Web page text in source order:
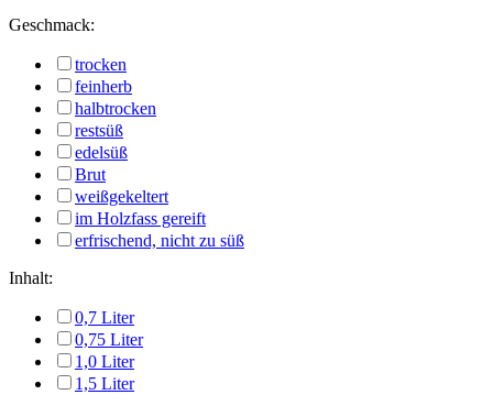
Geschmack:
trocken
feinherb
halbtrocken
restsüß
edelsüß
Brut
weißgekeltert
im Holzfass gereift
erfrischend, nicht zu süß
Inhalt:
0,7 Liter
0,75 Liter
1,0 Liter
1,5 Liter